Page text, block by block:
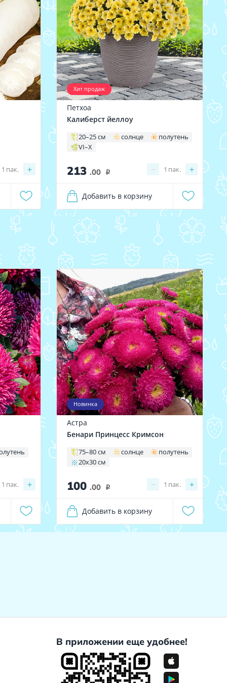
+
1 пак.
Хит продаж
Петхоа
Калиберст йеллоу
20–25 см солнце
полутень
VI–X
213 .00 i − +
1 пак.
Добавить в корзину
+
1 пак.
Новинка
Астра
Бенари Принцесс Кримсон
75–80 см солнце
полутень
20x30 см
100 .00 i − +
1 пак.
Добавить в корзину
В приложении еще удобнее!